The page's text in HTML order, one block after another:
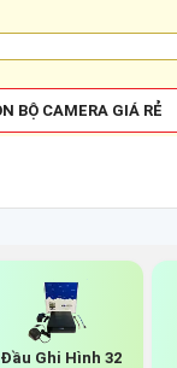
BỘ CAMERA GIÁ RẺ
Đầu Ghi Hình 32